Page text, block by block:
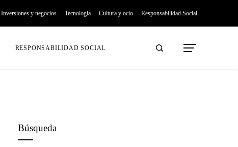
Inversiones y negocios Tecnologia Cultura y ocio Responsabilidad Social
RESPONSABILIDAD SOCIAL
Búsqueda